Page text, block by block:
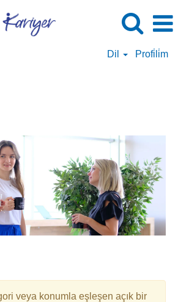
Dil Profi̇li̇m
veya konumla eşleşen açık bir